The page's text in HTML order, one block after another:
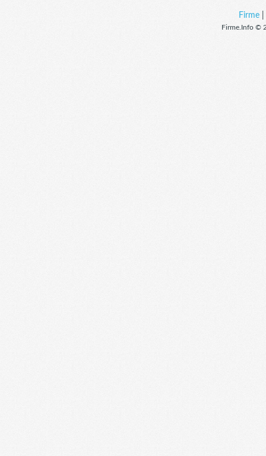
Firme|
Firme.Info ©